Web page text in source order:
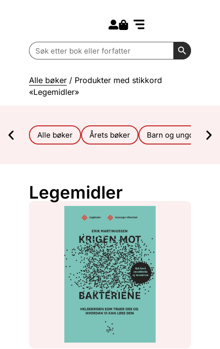
Search
for:
Search
Alle bøker / Produkter med stikkord
«Legemidler»
Alle bøker Årets bøker Barn og ungdom
Legemidler